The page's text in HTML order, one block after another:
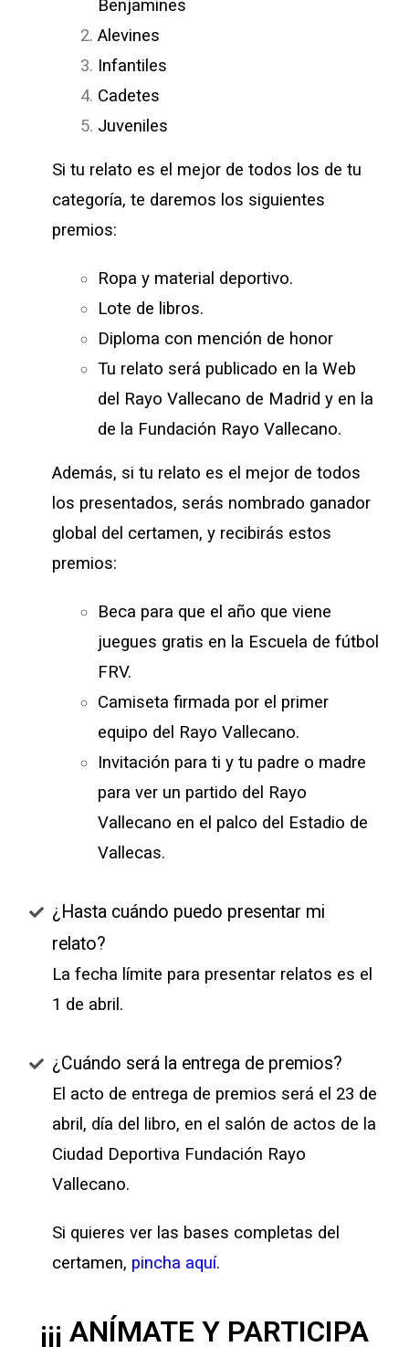
Benjamines
Alevines
Infantiles
Cadetes
Juveniles
Si tu relato es el mejor de todos los de tu
categoría, te daremos los siguientes
premios:
Ropa y material deportivo.
Lote de libros.
Diploma con mención de honor
Tu relato será publicado en la Web
del Rayo Vallecano de Madrid y en la
de la Fundación Rayo Vallecano.
Además, si tu relato es el mejor de todos
los presentados, serás nombrado ganador
global del certamen, y recibirás estos
premios:
Beca para que el año que viene
juegues gratis en la Escuela de fútbol
FRV.
Camiseta firmada por el primer
equipo del Rayo Vallecano.
Invitación para ti y tu padre o madre
para ver un partido del Rayo
Vallecano en el palco del Estadio de
Vallecas.
¿Hasta cuándo puedo presentar mi
relato?
La fecha límite para presentar relatos es el
1 de abril.
¿Cuándo será la entrega de premios?
El acto de entrega de premios será el 23 de
abril, día del libro, en el salón de actos de la
Ciudad Deportiva Fundación Rayo
Vallecano.
Si quieres ver las bases completas del
certamen, pincha aquí.
¡¡¡ ANÍMATE Y PARTICIPA